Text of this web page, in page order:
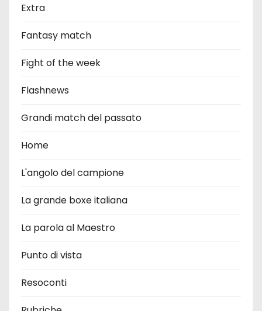
Extra
Fantasy match
Fight of the week
Flashnews
Grandi match del passato
Home
L'angolo del campione
La grande boxe italiana
La parola al Maestro
Punto di vista
Resoconti